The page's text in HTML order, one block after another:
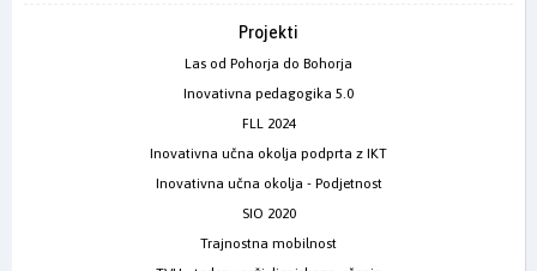
Projekti
Las od Pohorja do Bohorja
Inovativna pedagogika 5.0
FLL 2024
Inovativna učna okolja podprta z IKT
Inovativna učna okolja - Podjetnost
SIO 2020
Trajnostna mobilnost